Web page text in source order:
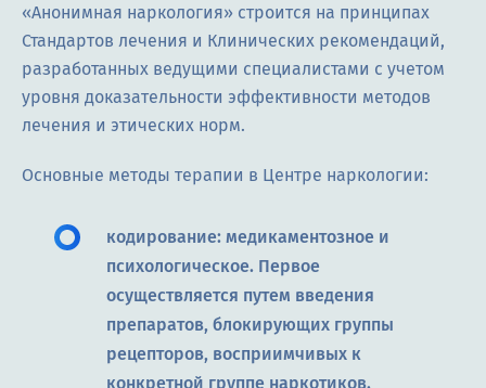
«Анонимная наркология» строится на принципах
Стандартов лечения и Клинических рекомендаций,
разработанных ведущими специалистами с учетом
уровня доказательности эффективности методов
лечения и этических норм.
Основные методы терапии в Центре наркологии:
кодирование: медикаментозное и
психологическое. Первое
осуществляется путем введения
препаратов, блокирующих группы
рецепторов, восприимчивых к
конкретной группе наркотиков.